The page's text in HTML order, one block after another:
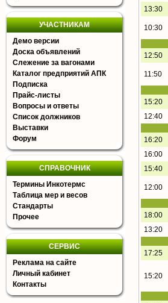
УЧАСТНИКАМ
Демо версии
Доска объявлений
Слежение за вагонами
Каталог предприятий АПК
Подписка
Прайс-листы
Вопросы и ответы
Список должников
Выставки
Форум
СПРАВОЧНИК
Термины Инкотермс
Таблица мер и весов
Стандарты
Прочее
СЕРВИС
Реклама на сайте
Личный кабинет
Контакты
13:30
10:30
12:50
11:50
15:20
12:40
16:20
16:00
15:40
12:00
18:00
13:20
17:25
15:20